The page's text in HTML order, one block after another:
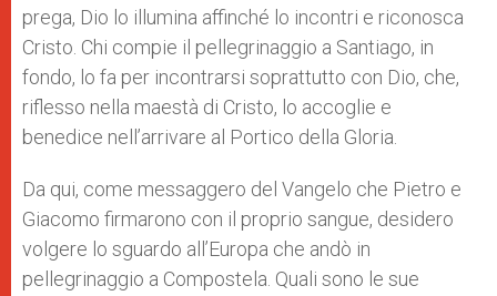
prega, Dio lo illumina affinché lo incontri e riconosca
Cristo. Chi compie il pellegrinaggio a Santiago, in
fondo, lo fa per incontrarsi soprattutto con Dio, che,
riflesso nella maestà di Cristo, lo accoglie e
benedice nell’arrivare al Portico della Gloria.
Da qui, come messaggero del Vangelo che Pietro e
Giacomo firmarono con il proprio sangue, desidero
volgere lo sguardo all’Europa che andò in
pellegrinaggio a Compostela. Quali sono le sue